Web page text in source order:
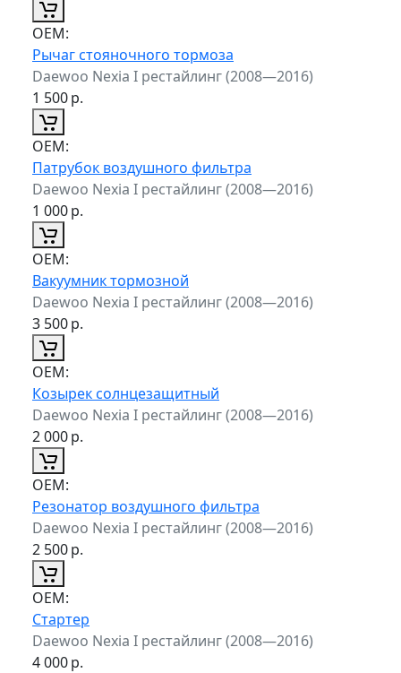
ОЕМ:
Рычаг стояночного тормоза
Daewoo Nexia I рестайлинг (2008—2016)
1 500р.
ОЕМ:
Патрубок воздушного фильтра
Daewoo Nexia I рестайлинг (2008—2016)
1 000р.
ОЕМ:
Вакуумник тормозной
Daewoo Nexia I рестайлинг (2008—2016)
3 500р.
ОЕМ:
Козырек солнцезащитный
Daewoo Nexia I рестайлинг (2008—2016)
2 000р.
ОЕМ:
Резонатор воздушного фильтра
Daewoo Nexia I рестайлинг (2008—2016)
2 500р.
ОЕМ:
Стартер
Daewoo Nexia I рестайлинг (2008—2016)
4 000р.